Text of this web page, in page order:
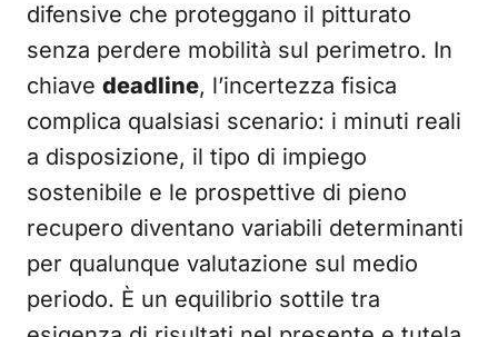
difensive che proteggano il pitturato
senza perdere mobilità sul perimetro. In
chiave deadline, l’incertezza fisica
complica qualsiasi scenario: i minuti reali
a disposizione, il tipo di impiego
sostenibile e le prospettive di pieno
recupero diventano variabili determinanti
per qualunque valutazione sul medio
periodo. È un equilibrio sottile tra